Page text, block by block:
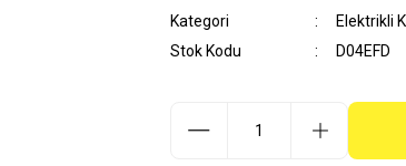
Kategori
Elektrikli
Stok Kodu
D04EFD